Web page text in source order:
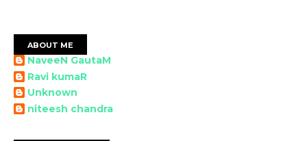
ABOUT ME
NaveeN GautaM
Ravi kumaR
Unknown
niteesh chandra